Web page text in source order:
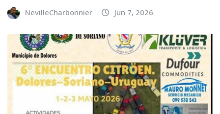
NevilleCharbonnier Jun 7, 2026